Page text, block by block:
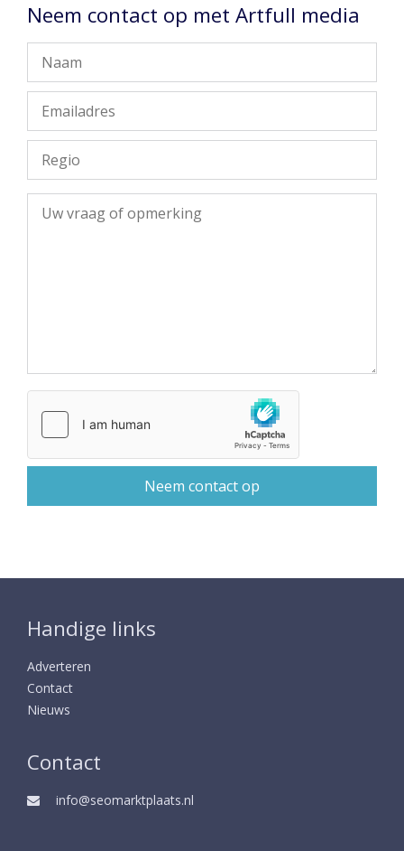
Neem contact op met Artfull media
Handige links
Adverteren
Contact
Nieuws
Contact
info@seomarktplaats.nl